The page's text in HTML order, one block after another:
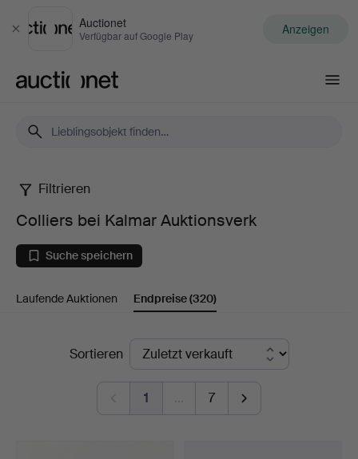
Schließen
Auctionet
Verfügbar auf Google Play Anzeigen
Colliers
bei
Kalmar
Auktionsverk
Filtrieren
Colliers bei Kalmar Auktionsverk
Suche speichern
Laufende Auktionen Endpreise(320)
EndpreiseSortieren
1 … 7